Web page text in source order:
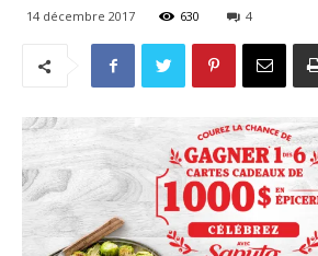
14 décembre 2017 630 4